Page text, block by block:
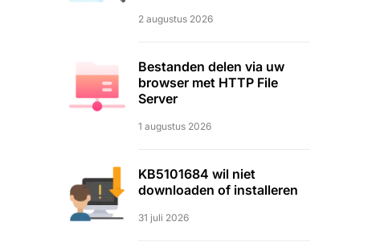
2 augustus 2026
Bestanden delen via uw
browser met HTTP File
Server
1 augustus 2026
KB5101684 wil niet
downloaden of installeren
31 juli 2026